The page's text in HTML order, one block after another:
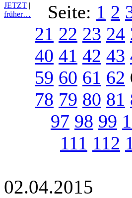
JETZT |
früher…
Seite: 1 2
21 22 23 24
40 41 42 43
59 60 61 62
78 79 80 81
97 98 99
111 112
02.04.2015